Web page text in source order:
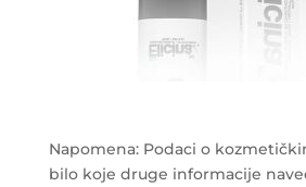
Napomena: Podaci o
bilo koje druge informacije